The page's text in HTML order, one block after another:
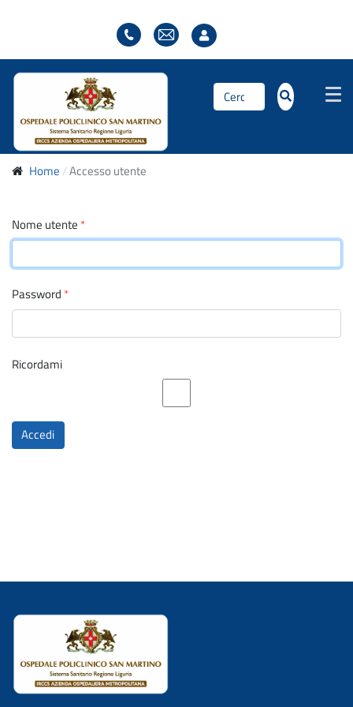
Cerca...
Home Accesso utente
Nome utente *
Password *
Ricordami
Accedi